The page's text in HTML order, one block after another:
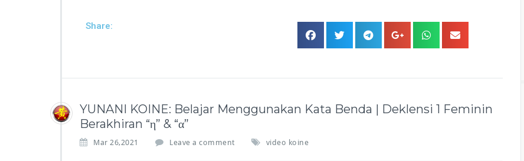
Share:
YUNANI KOINE: Belajar Menggunakan Kata Benda | Deklensi 1 Feminin
Berakhiran “η” & “α”
Mar 26,2021 Leave a comment video koine